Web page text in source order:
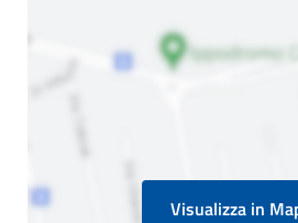
Visualizza in